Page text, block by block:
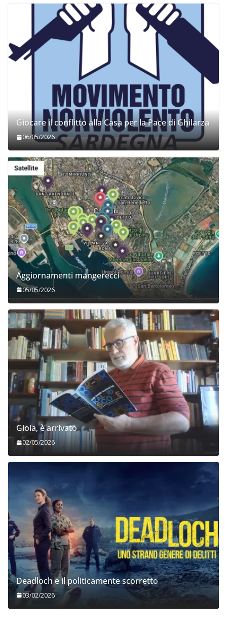
Giocare il conflitto alla Casa per la Pace di Ghilarza
06/05/2026
Aggiornamenti mangerecci
05/05/2026
Gioia, è arrivato
02/05/2026
Deadloch e il politicamente scorretto
03/02/2026